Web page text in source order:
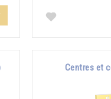
Centres et